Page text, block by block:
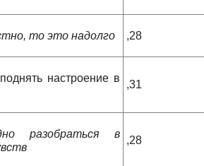
то это надолго ,28
настроение в
,31
разобраться в
,28